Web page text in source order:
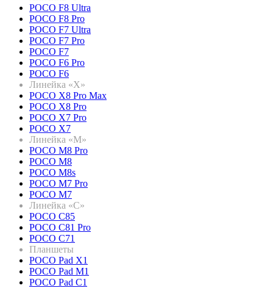
POCO F8 Ultra
POCO F8 Pro
POCO F7 Ultra
POCO F7 Pro
POCO F7
POCO F6 Pro
POCO F6
Линейка «X»
POCO X8 Pro Max
POCO X8 Pro
POCO X7 Pro
POCO X7
Линейка «M»
POCO M8 Pro
POCO M8
POCO M8s
POCO M7 Pro
POCO M7
Линейка «C»
POCO C85
POCO C81 Pro
POCO C71
Планшеты
POCO Pad X1
POCO Pad M1
POCO Pad C1